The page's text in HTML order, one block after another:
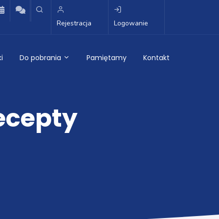
Rejestracja Logowanie
Do pobrania Pamiętamy Kontakt